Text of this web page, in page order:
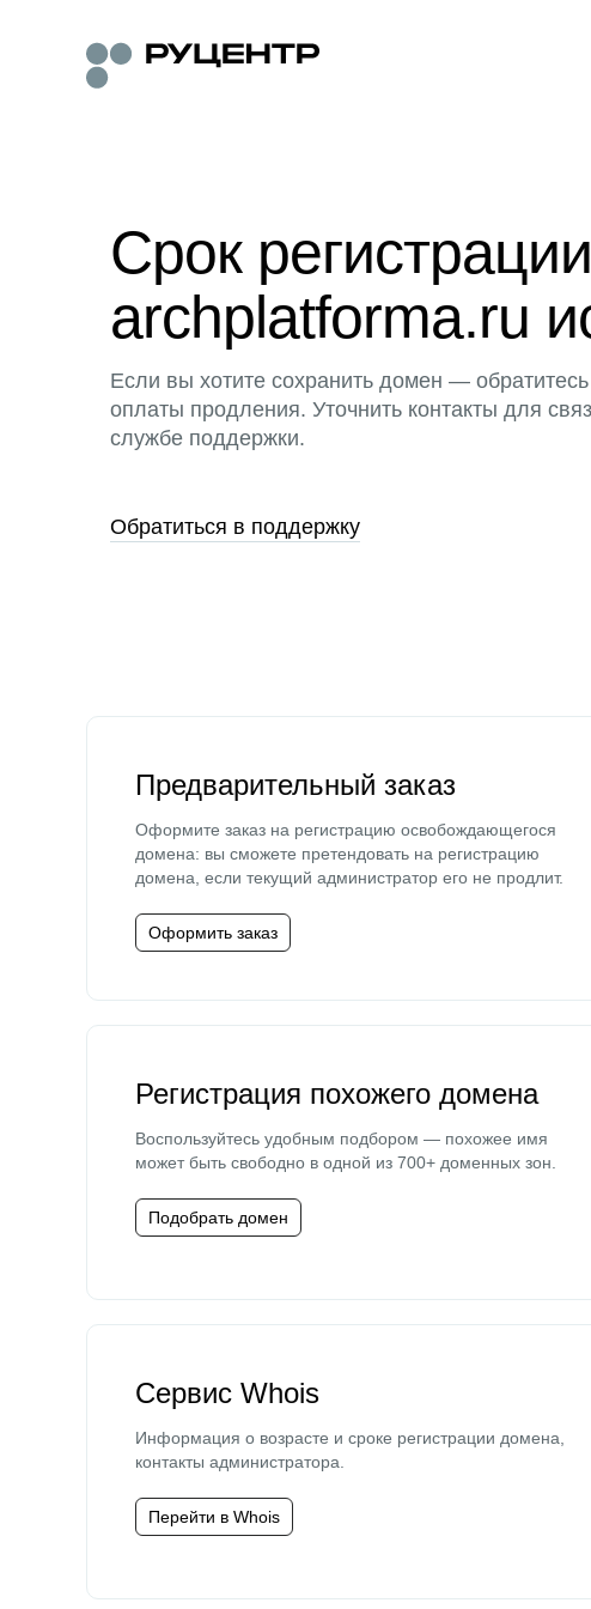
Срок
archplatforma.ru
Если вы хотите сохранить домен —
оплаты продления. Уточнить контакты для
службе поддержки.
Обратиться в поддержку
Предварительный заказ
Оформите заказ на регистрацию освобождающегося
домена: вы сможете претендовать на регистрацию
домена, если текущий администратор его не продлит.
Оформить заказ
Регистрация похожего домена
Воспользуйтесь удобным подбором — похожее имя
может быть свободно в одной из 700+ доменных зон.
Подобрать домен
Сервис Whois
Информация о возрасте и сроке регистрации домена,
контакты администратора.
Перейти в Whois